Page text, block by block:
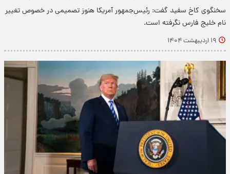
سخنگوی کاخ سفید گفت: رئیس‌جمهور آمریکا هنوز تصمیمی در خصوص تغییر
نام خلیج فارس نگرفته است.
۱۹ اردیبهشت ۱۴۰۴